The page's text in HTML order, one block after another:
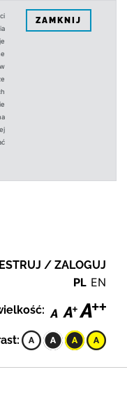
ZAMKNIJ
/ ZALOGUJ
PL EN